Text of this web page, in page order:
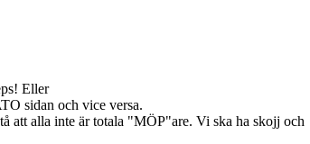
Eller
sidan och vice versa.
att alla inte är totala "MÖP"are. Vi ska ha skojj och